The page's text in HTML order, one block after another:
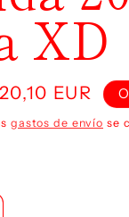
XD
EUR
gastos de envío se